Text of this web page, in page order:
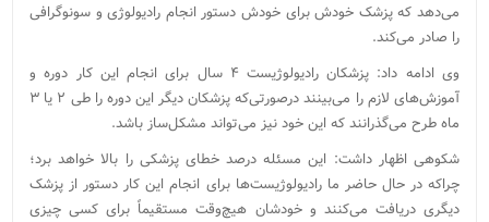
می‌دهد که پزشک خودش برای خودش دستور انجام رادیولوژی و سونوگرافی
را صادر می‌کند.
وی ادامه داد:‌‌ پزشکان رادیولوژیست ۴ سال برای انجام این کار دوره و
آموزش‌های لازم را می‌بینند درصورتی‌که پزشکان دیگر این دوره را طی ۲ یا ۳
ماه طرح می‌گذرانند که این خود نیز می‌تواند مشکل‌ساز باشد.
شکوهی اظهار داشت:‌ این مسئله درصد خطای پزشکی را بالا خواهد برد؛
چراکه در حال حاضر ما رادیولوژیست‌ها برای انجام این کار دستور از پزشک
دیگری دریافت می‌کنند و خودشان هیچ‌وقت مستقیماً برای کسی چیزی